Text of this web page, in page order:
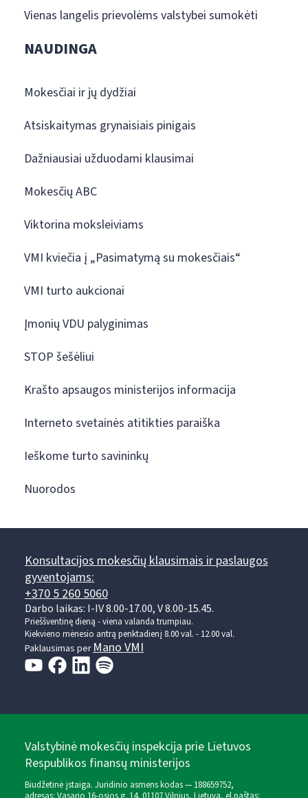
Vienas langelis prievolėms valstybei sumokėti
NAUDINGA
Mokesčiai ir jų dydžiai
Atsiskaitymas grynaisiais pinigais
Dažniausiai užduodami klausimai
Mokesčių ABC
Viktorina moksleiviams
VMI kviečia į „Pasimatymą su mokesčiais“
VMI turto aukcionai
Įmonių VDU palyginimas
STOP šešėliui
Krašto apsaugos ministerijos informacija
Interneto svetainės atitikties paraiška
Ieškome turto savininkų
Nuorodos
Konsultacijos mokesčių klausimais ir paslaugos
gyventojams:
+370 5 260 5060
Darbo laikas: I-IV 8.00-17.00, V 8.00-15.45.
Prieššventinę dieną - viena valanda trumpiau.
Kiekvieno mėnesio antrą penktadienį 8.00 val. - 12.00 val.
Paklausimas perMano VMI
Valstybinė mokesčių inspekcija prie Lietuvos
Respublikos finansų ministerijos
Biudžetinė įstaiga. Juridinio asmens kodas — 188659752,